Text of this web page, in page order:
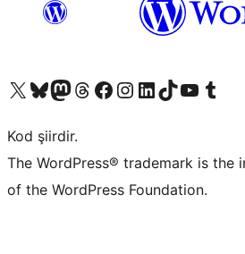
X (eski Twitter) hesabımıza bakın
Bluesky hesabımızı ziyaret edinMastodon hesabımızı ziyaret edinThreads hesabımızı ziyaret edinFacebook sayfamızı ziyaret edinInstagram hesabımızı ziyaret edinLinkedIn hesabımızı ziyaret edinTikTok hesabımızı ziyaret edinYouTube kanalımızı ziyaret edinTumblr hesabımızı ziyaret edin
Kod şiirdir.
The WordPress® trademark is the
of the WordPress Foundation.